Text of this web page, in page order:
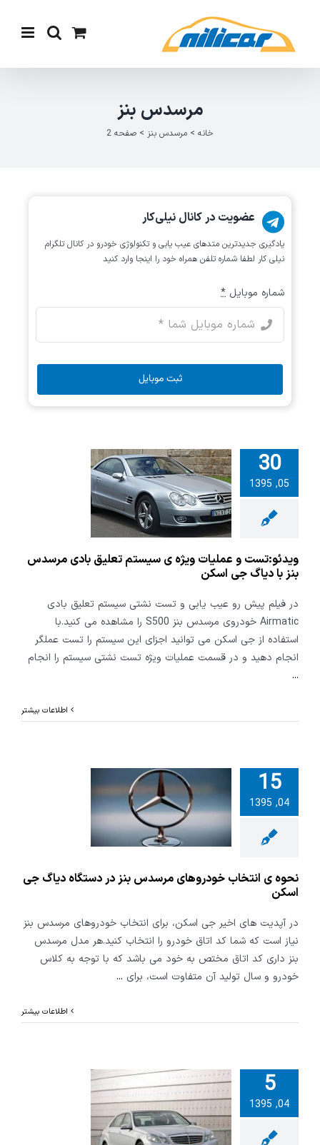
content
مرسدس بنز
خانه > مرسدس بنز > صفحه 2
30
05, 1395
و عملیات
تعلیق
بنز با
جی اسکن
ویدئو:تست و عملیات ویژه ی سیستم تعلیق بادی مرسدس
بنز با دیاگ جی اسکن
در فیلم پیش رو عیب یابی و تست نشتی سیستم تعلیق بادی
Airmatic خودروی مرسدس بنز S500 را مشاهده می کنید.با
استفاده از جی اسکن می توانید اجزای این سیستم را تست عملگر
انجام دهید و در قسمت عملیات ویژه تست نشتی سیستم را انجام
...
اطلاعات بیشتر
15
04, 1395
ی انتخاب
مرسدس
دیاگ
نحوه ی انتخاب خودروهای مرسدس بنز در دستگاه دیاگ جی
اسکن
در آپدیت های اخیر جی اسکن، برای انتخاب خودروهای مرسدس بنز
نیاز است که شما کد اتاق خودرو را انتخاب کنید.هر مدل مرسدس
بنز داری کد اتاق مختص به خود می باشد که با توجه به کلاس
خودرو و سال تولید آن متفاوت است، برای ...
اطلاعات بیشتر
5
04, 1395
دستی
دوره ای
عضویت در کانال نیلی‌کار
یادگیری جدیدترین متد‌های عیب یابی‌ و تکنولوژی خودرو در کانال تلگرام
نیلی کار لطفا شماره تلفن همراه خود را اینجا وارد کنید
شماره موبایل *
ثبت موبایل